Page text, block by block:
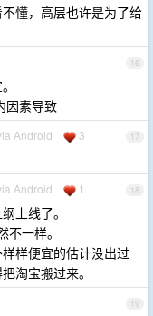
懂，高层也许是为了给
16
因素导致
17
Android 3
18
Android 1
上线了。
一样。
样便宜的估计没出过
淘宝搬过来。
19